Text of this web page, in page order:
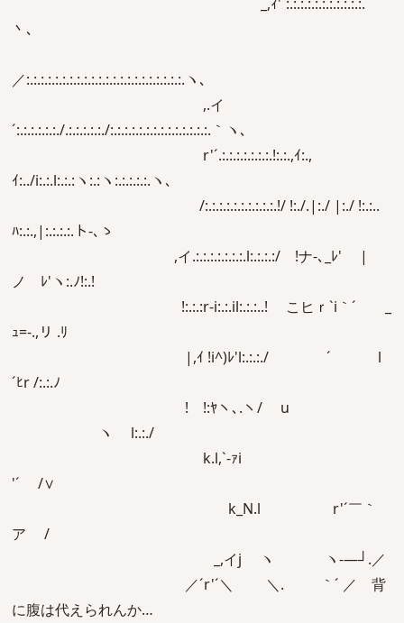
丶､
／:.:.:.:.:.:.:.:.:.:.:.:.:.:.:.:.:.:.:.:.:.:.ヽ､
,.イ
´:.:.:.:.:.:./.:.:.:.:.:./:.:.:.:.:.:.:.:.:.:.:.:.:.:.｀ヽ､
r'´.:.:.:.:.:.:.:.!:.:.,ｲ:.,
ｲ:../i:.:.l:.:.:ヽ:.:ヽ:.:.:.:.:.ヽ､
/:.:.:.:.:.:.:.:.:.:.!/ !:./.|:./ |:./ !:.:..
ﾊ:.:.,|:.:.:.:.ト-､ゝ
,イ.:.:.:.:.:.:.:.l:.:.:.:/ !ナ-､_ﾚ' |
ノ ﾚ'ヽ:.ﾉ!:.!
!:.:.:r‐i:.:.il:.:.:..! こヒｒ`i｀´ _
ｭ=-.,リ .ﾘ
|,ｲ !i^)ﾚ'l:.:.:./ ´ l
´ﾋr /:.:.ﾉ
! !:ﾔヽ､.ヽ/ u
ヽ l:.:./
k.l,`-ｧi
'´ /∨
k_N.l r'´￣｀
ア /
_,イj ヽ ヽ-―┘.／
／´r'´＼ ＼. ｀´ ／ 背
に腹は代えられんか…